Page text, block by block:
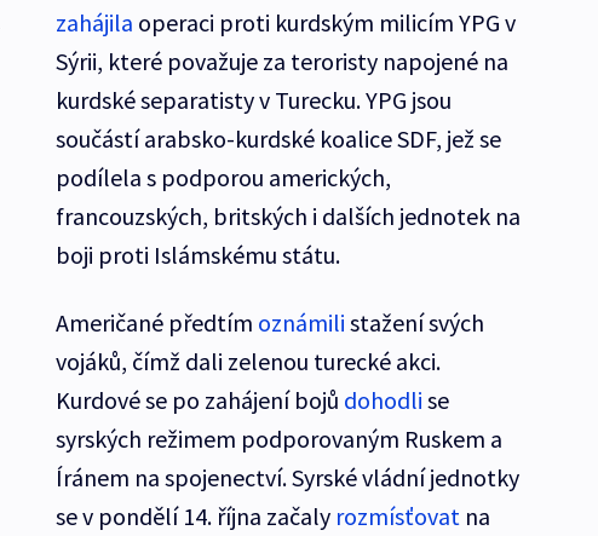
zahájila operaci proti kurdským milicím YPG v
Sýrii, které považuje za teroristy napojené na
kurdské separatisty v Turecku. YPG jsou
součástí arabsko-kurdské koalice SDF, jež se
podílela s podporou amerických,
francouzských, britských i dalších jednotek na
boji proti Islámskému státu.
Američané předtím oznámili stažení svých
vojáků, čímž dali zelenou turecké akci.
Kurdové se po zahájení bojů dohodli se
syrských režimem podporovaným Ruskem a
Íránem na spojenectví. Syrské vládní jednotky
se v pondělí 14. října začaly rozmísťovat na